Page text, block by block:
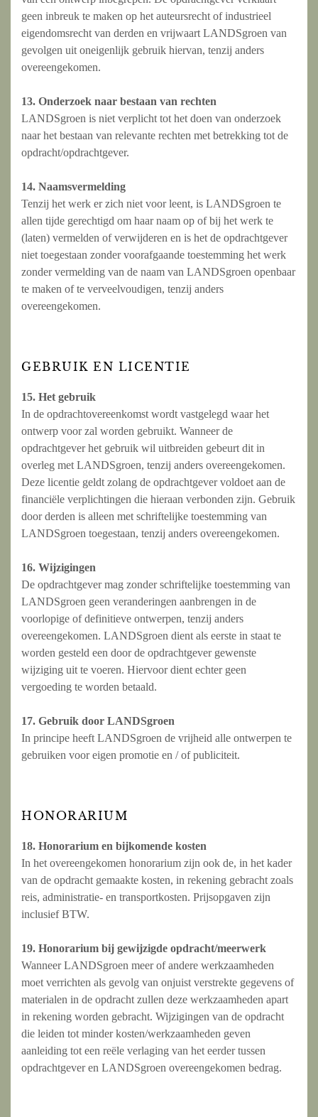
geen inbreuk te maken op het auteursrecht of industrieel
eigendomsrecht van derden en vrijwaart LANDSgroen van
gevolgen uit oneigenlijk gebruik hiervan, tenzij anders
overeengekomen.
13. Onderzoek naar bestaan van rechten
LANDSgroen is niet verplicht tot het doen van onderzoek
naar het bestaan van relevante rechten met betrekking tot de
opdracht/opdrachtgever.
14. Naamsvermelding
Tenzij het werk er zich niet voor leent, is LANDSgroen te
allen tijde gerechtigd om haar naam op of bij het werk te
(laten) vermelden of verwijderen en is het de opdrachtgever
niet toegestaan zonder voorafgaande toestemming het werk
zonder vermelding van de naam van LANDSgroen openbaar
te maken of te verveelvoudigen, tenzij anders
overeengekomen.
GEBRUIK EN LICENTIE
15. Het gebruik
In de opdrachtovereenkomst wordt vastgelegd waar het
ontwerp voor zal worden gebruikt. Wanneer de
opdrachtgever het gebruik wil uitbreiden gebeurt dit in
overleg met LANDSgroen, tenzij anders overeengekomen.
Deze licentie geldt zolang de opdrachtgever voldoet aan de
financiële verplichtingen die hieraan verbonden zijn. Gebruik
door derden is alleen met schriftelijke toestemming van
LANDSgroen toegestaan, tenzij anders overeengekomen.
16. Wijzigingen
De opdrachtgever mag zonder schriftelijke toestemming van
LANDSgroen geen veranderingen aanbrengen in de
voorlopige of definitieve ontwerpen, tenzij anders
overeengekomen. LANDSgroen dient als eerste in staat te
worden gesteld een door de opdrachtgever gewenste
wijziging uit te voeren. Hiervoor dient echter geen
vergoeding te worden betaald.
17. Gebruik door LANDSgroen
In principe heeft LANDSgroen de vrijheid alle ontwerpen te
gebruiken voor eigen promotie en / of publiciteit.
HONORARIUM
18. Honorarium en bijkomende kosten
In het overeengekomen honorarium zijn ook de, in het kader
van de opdracht gemaakte kosten, in rekening gebracht zoals
reis, administratie- en transportkosten. Prijsopgaven zijn
inclusief BTW.
19. Honorarium bij gewijzigde opdracht/meerwerk
Wanneer LANDSgroen meer of andere werkzaamheden
moet verrichten als gevolg van onjuist verstrekte gegevens of
materialen in de opdracht zullen deze werkzaamheden apart
in rekening worden gebracht. Wijzigingen van de opdracht
die leiden tot minder kosten/werkzaamheden geven
aanleiding tot een reële verlaging van het eerder tussen
opdrachtgever en LANDSgroen overeengekomen bedrag.